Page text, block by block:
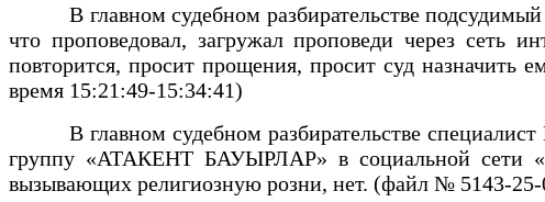
В главном судебном разбирательстве подсудимый
что проповедовал, загружал проповеди через сеть
повторится, просит прощения, просит суд
время 15:21:49-15:34:41)
В главном судебном разбирательстве специалист
группу «АТАКЕНТ БАУЫРЛАР» в социальной сети
вызывающих религиозную розни, нет. (файл № 5143-